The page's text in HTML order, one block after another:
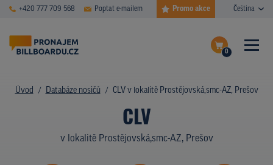
+420 777 709 568 Poptat e-mailem Promo akce Čeština
0
Dokončit poptávku
Zobrazit nosiče na mapě
ČASTÉ DOTAZY
DATABÁZE NOSIČŮ
PLOCHY V AKCI
Úvod Databáze nosičů CLV v lokalitě Prostějovská,smc-AZ, Prešov
CLV
v lokalitě Prostějovská,smc-AZ, Prešov